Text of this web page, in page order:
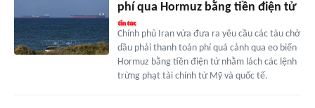
phí qua Hormuz bằng tiền điện tử
Chính phủ Iran vừa đưa ra yêu cầu các tàu chở
dầu phải thanh toán phí quá cảnh qua eo biển
Hormuz bằng tiền điện tử nhằm lách các lệnh
trừng phạt tài chính từ Mỹ và quốc tế.